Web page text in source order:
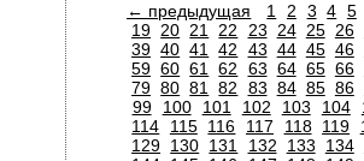
← предыдущая 1 2 3 4 5
19 20 21 22 23 24 25 26
39 40 41 42 43 44 45 46
59 60 61 62 63 64 65 66
79 80 81 82 83 84 85 86
99
100 101 102 103 104
114
115 116 117 118 119
129 130 131 132 133 134